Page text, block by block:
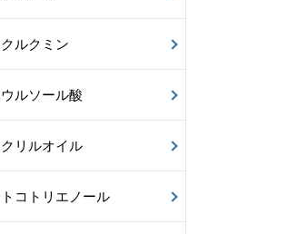
クルクミン
ウルソール酸
クリルオイル
トコトリエノール